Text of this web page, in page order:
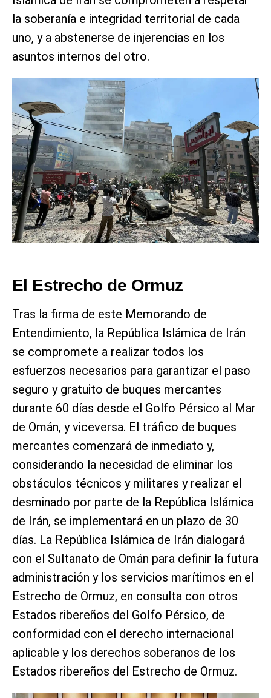
la soberanía e integridad territorial de cada
uno, y a abstenerse de injerencias en los
asuntos internos del otro.
El Estrecho de Ormuz
Tras la firma de este Memorando de
Entendimiento, la República Islámica de Irán
se compromete a realizar todos los
esfuerzos necesarios para garantizar el paso
seguro y gratuito de buques mercantes
durante 60 días desde el Golfo Pérsico al Mar
de Omán, y viceversa. El tráfico de buques
mercantes comenzará de inmediato y,
considerando la necesidad de eliminar los
obstáculos técnicos y militares y realizar el
desminado por parte de la República Islámica
de Irán, se implementará en un plazo de 30
días. La República Islámica de Irán dialogará
con el Sultanato de Omán para definir la futura
administración y los servicios marítimos en el
Estrecho de Ormuz, en consulta con otros
Estados ribereños del Golfo Pérsico, de
conformidad con el derecho internacional
aplicable y los derechos soberanos de los
Estados ribereños del Estrecho de Ormuz.